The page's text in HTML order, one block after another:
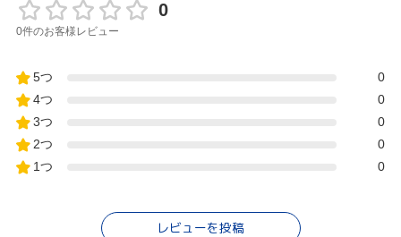
0
0件のお客様レビュー
5つ
0
4つ
0
3つ
0
2つ
0
1つ
0
レビューを投稿